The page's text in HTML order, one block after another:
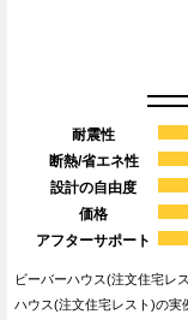
耐震性
断熱/省エネ性
設計の自由度
価格
アフターサポート
ビーバーハウス(注文住宅レ
ハウス(注文住宅レスト)の実